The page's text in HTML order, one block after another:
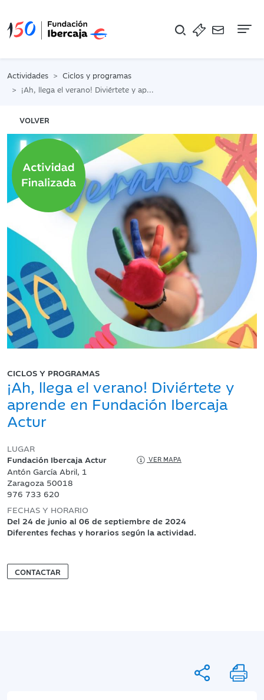
Actividades
Ciclos y programas
¡Ah, llega el verano! Diviértete y aprende en Fundación Ibercaja Actur
VOLVER
CICLOS Y PROGRAMAS
¡Ah, llega el verano! Diviértete y
aprende en Fundación Ibercaja
Actur
LUGAR
Fundación Ibercaja Actur
VER MAPA
Antón García Abril, 1
Zaragoza 50018
976 733 620
FECHAS Y HORARIO
Del 24 de junio al 06 de septiembre de 2024
Diferentes fechas y horarios según la actividad.
CONTACTAR